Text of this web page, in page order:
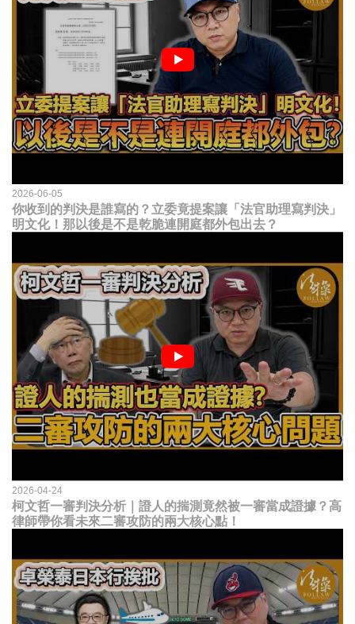
2026-06-05
你收到的判決是誰寫的？立委竟提案讓「法官助理寫判決」
明文化！那以後是不是乾脆連開庭都外包出去？
2026-04-24
柯文哲一審判決分析｜證人的揣測竟然被一審當成證據？高
律師帶你看未來二審攻防的兩大核心點！